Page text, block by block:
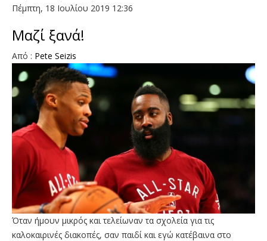
Πέμπτη, 18 Ιουλίου 2019 12:36
Μαζί ξανά!
Από : Pete Seizis
Όταν ήμουν μικρός και τελείωναν τα σχολεία για τις
καλοκαιρινές διακοπές, σαν παιδί και εγώ κατέβαινα στο